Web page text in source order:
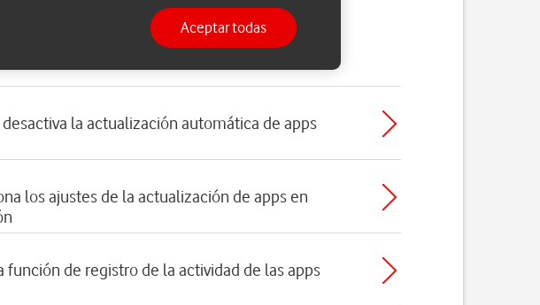
la actualización automática de apps
los ajustes de la actualización de apps en
función de registro de la actividad de las apps
Aceptar todas